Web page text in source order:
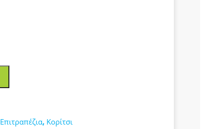
Επιτραπέζια, Κορίτσι